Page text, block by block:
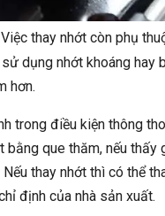
thay nhớt còn phụ
dụng nhớt khoáng hay
hơn.
trong điều kiện thông
que thăm, nếu
thay nhớt thì có thể
định của nhà sản xuất.